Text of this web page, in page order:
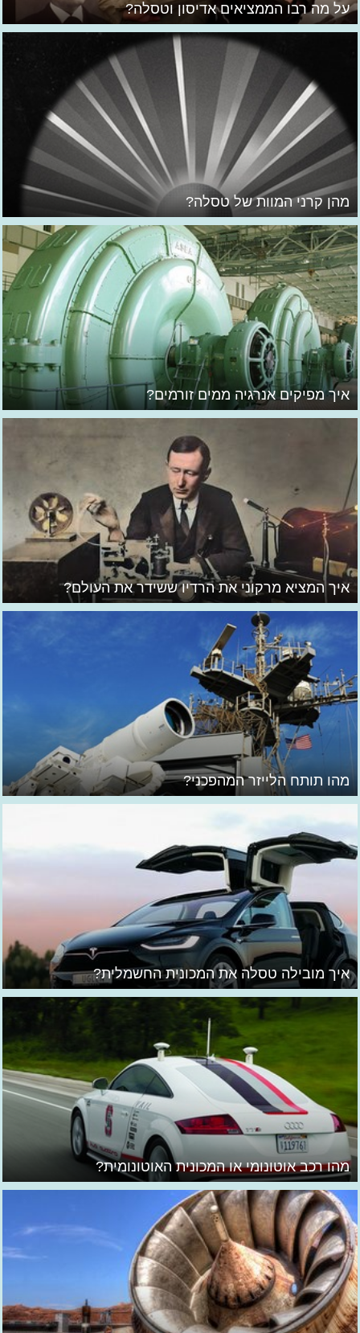
על מה רבו הממציאים אדיסון וטסלה?
מהן קרני המוות של טסלה?
איך מפיקים אנרגיה ממים זורמים?
איך המציא מרקוני את הרדיו ששידר את העולם?
מהו תותח הלייזר המהפכני?
איך מובילה טסלה את המכונית החשמלית?
מהו רכב אוטונומי או המכונית האוטונומית?